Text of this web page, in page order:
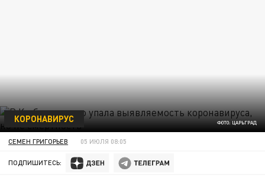
ФОТО: ЦАРЬГРАД
КОРОНАВИРУС
СЕМЕН ГРИГОРЬЕВ 05 ИЮЛЯ 08:05
ПОДПИШИТЕСЬ: